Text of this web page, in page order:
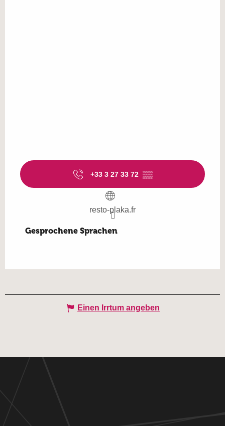
+33 3 27 33 72 ▒▒
resto-plaka.fr
Gesprochene Sprachen
Gesprochene Sprachen
Einen Irrtum angeben